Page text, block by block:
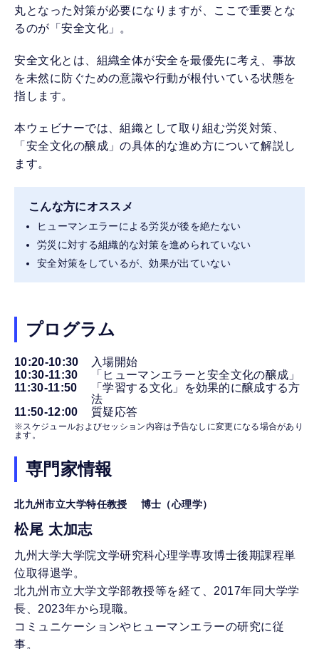
丸となった対策が必要になりますが、ここで重要とな
るのが「安全文化」。
安全文化とは、組織全体が安全を最優先に考え、事故
を未然に防ぐための意識や行動が根付いている状態を
指します。
本ウェビナーでは、組織として取り組む労災対策、
「安全文化の醸成」の具体的な進め方について解説し
ます。
こんな方にオススメ
ヒューマンエラーによる労災が後を絶たない
労災に対する組織的な対策を進められていない
安全対策をしているが、効果が出ていない
プログラム
10:20-10:30
入場開始
10:30-11:30
「ヒューマンエラーと安全文化の醸成」
11:30-11:50
「学習する文化」を効果的に醸成する方
法
11:50-12:00
質疑応答
※スケジュールおよびセッション内容は予告なしに変更になる場合があり
ます。
専門家情報
北九州市立大学特任教授 博士（心理学）
松尾 太加志
九州大学大学院文学研究科心理学専攻博士後期課程単
位取得退学。
北九州市立大学文学部教授等を経て、2017年同大学学
長、2023年から現職。
コミュニケーションやヒューマンエラーの研究に従
事。